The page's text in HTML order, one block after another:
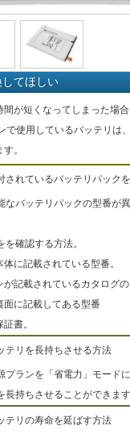
てほしい
が短くなってしまった場
で使用しているバッテリは
。
されているバッテリパック
なバッテリパックの型番が
確認する方法。
に記載されている型番。
記載されているカタログの
に記載してある型番
書。
テリを長持ちさせる方法
プランを「省電力」モード
持ちさせることができます
テリの寿命を延ばす方法